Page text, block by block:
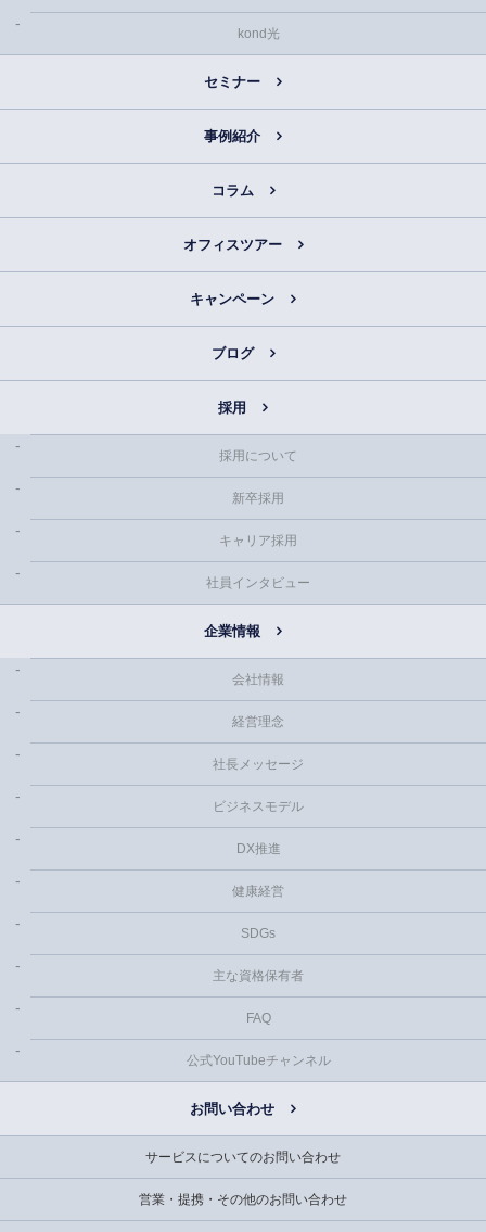
kond光
セミナー
事例紹介
コラム
オフィスツアー
キャンペーン
ブログ
採用
採用について
新卒採用
キャリア採用
社員インタビュー
企業情報
会社情報
経営理念
社長メッセージ
ビジネスモデル
DX推進
健康経営
SDGs
主な資格保有者
FAQ
公式YouTubeチャンネル
お問い合わせ
サービスについてのお問い合わせ
営業・提携・その他のお問い合わせ